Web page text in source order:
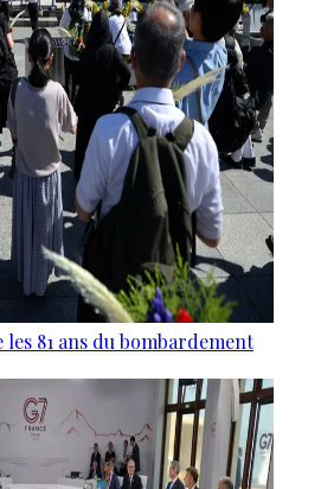
81 ans du bombardement